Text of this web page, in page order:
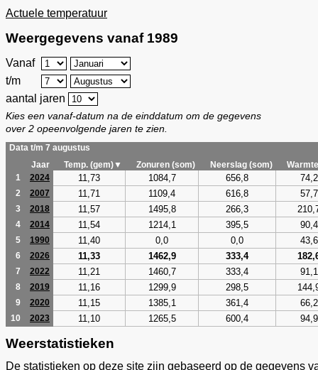
Actuele temperatuur
Weergegevens vanaf 1989
Vanaf
t/m
aantal jaren
Kies een vanaf-datum na de einddatum om de gegevens
over 2 opeenvolgende jaren te zien.
Data t/m 7 augustus
Jaar
Temp. (gem)▼ Zonuren (som) Neerslag (som)
1
2024 11,73 1084,7 656,8 74,2
2 2007 11,71 1109,4 616,8 57,7
3 2018 11,57 1495,8 266,3
4 2014 11,54 1214,1 395,5 90,4
5 1990 11,40 0,0 0,0 43,6
6 2026 11,33 1462,9 333,4
7 2022 11,21 1460,7 333,4 91,1
8 2019 11,16 1299,9 298,5
9 2020 11,15 1385,1 361,4 66,2
10 2023 11,10 1265,5 600,4 94,9
Weerstatistieken
De statistieken op deze site zijn gebaseerd op de gegevens